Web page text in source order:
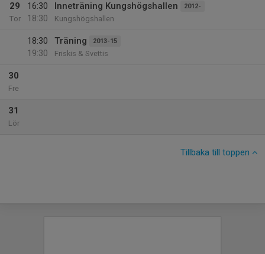
29
Tor
16:30
18:30
Inneträning Kungshögshallen 2012-
Kungshögshallen
18:30
19:30
Träning 2013-15
Friskis & Svettis
30
Fre
31
Lör
Tillbaka till toppen